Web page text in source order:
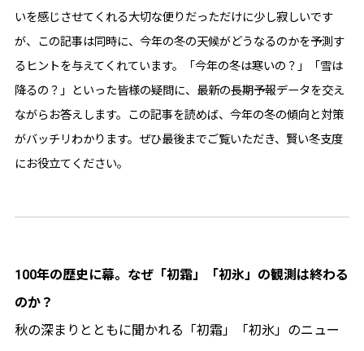
いを感じさせてくれる大切な便りだっただけに少し寂しいです
が、この記事は同時に、今年の冬の天候がどうなるのかを予測す
るヒントを与えてくれています。「今年の冬は寒いの？」「雪は
降るの？」といった皆様の疑問に、最新の長期予報データを交え
ながらお答えします。この記事を読めば、今年の冬の傾向と対策
がバッチリわかります。ぜひ最後までご覧いただき、賢い冬支度
にお役立てください。
100年の歴史に幕。なぜ「初霜」「初氷」の観測は終わる
のか？
秋の深まりとともに聞かれる「初霜」「初氷」のニュー